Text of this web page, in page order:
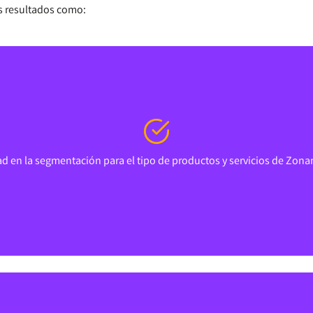
resultados como:
en la segmentación para el tipo de productos y servicios de
en la segmentación para el tipo de productos y servicios de